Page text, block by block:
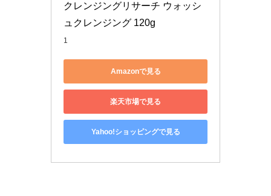
クレンジングリサーチ ウォッシ
ュクレンジング 120g
1
Amazonで見る
楽天市場で見る
Yahoo!ショッピングで見る